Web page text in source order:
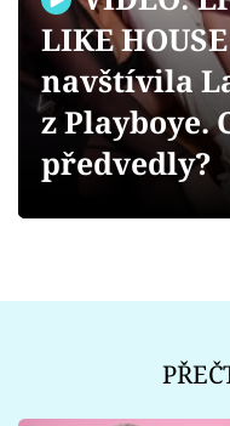
Videa
Sledujte prima+
LIKE
navštívila
z Playboye.
předvedly?